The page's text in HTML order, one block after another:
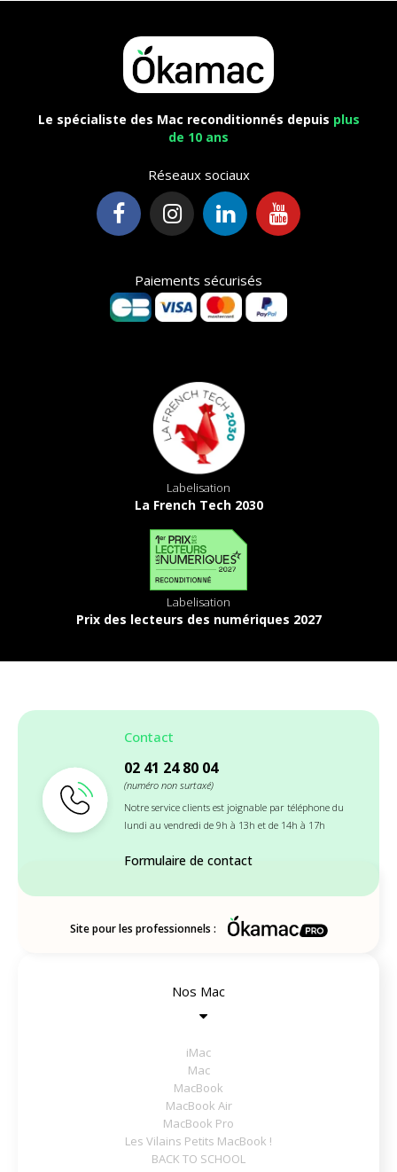
Le spécialiste des Mac reconditionnés depuis plus
de 10 ans
Réseaux sociaux
Paiements sécurisés
Labelisation
La French Tech 2030
Labelisation
Prix des lecteurs des numériques 2027
Contact
02 41 24 80 04
(numéro non surtaxé)
Notre service clients est joignable par téléphone du
lundi au vendredi de 9h à 13h et de 14h à 17h
Formulaire de contact
Site pour les professionnels :
Nos Mac
iMac
Mac
MacBook
MacBook Air
MacBook Pro
Les Vilains Petits MacBook !
BACK TO SCHOOL